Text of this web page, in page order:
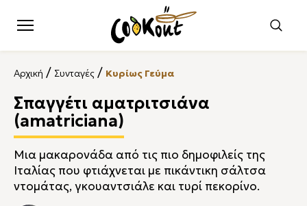
Αρχική / Συνταγές / Κυρίως Γεύμα
Σπαγγέτι αματριτσιάνα
(amatriciana)
Μια μακαρονάδα από τις πιο δημοφιλείς της
Ιταλίας που φτιάχνεται με πικάντικη σάλτσα
ντομάτας, γκουαντσιάλε και τυρί πεκορίνο.